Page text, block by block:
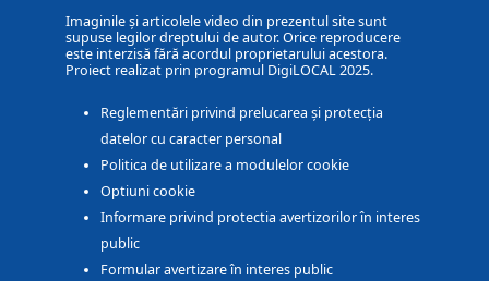
Imaginile și articolele video din prezentul site sunt
supuse legilor dreptului de autor. Orice reproducere
este interzisă fără acordul proprietarului acestora.
Proiect realizat prin programul DigiLOCAL 2025.
Reglementări privind prelucarea și protecția
datelor cu caracter personal
Politica de utilizare a modulelor cookie
Optiuni cookie
Informare privind protectia avertizorilor în interes
public
Formular avertizare în interes public